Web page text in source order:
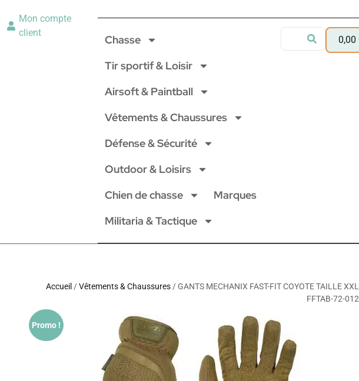
Mon compte
client
Chasse
Tir sportif & Loisir
Airsoft & Paintball
Vêtements & Chaussures
Défense & Sécurité
Outdoor & Loisirs
Chien de chasse
Marques
Militaria & Tactique
0,00
Accueil /Vêtements & Chaussures / GANTS MECHANIX FAST-FIT COYOTE TAILLE XXL
FFTAB-72-012
Promo !